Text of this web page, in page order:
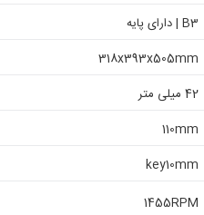
B3 | دارای پایه
318x393x505mm
42 میلی متر
110mm
key10mm
1455RPM